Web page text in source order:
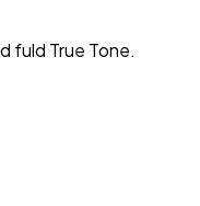
fuld True Tone.